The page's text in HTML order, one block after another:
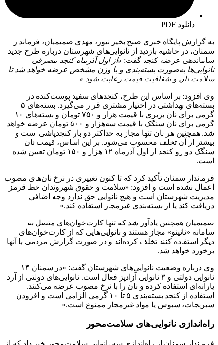
دانلود PDF
به گزارش پایگاه خبری صبح بخیر نیوز، مهدی صمیمیان، فرماندار
سمنان، در حاشیه بازدید از نانوایی‌های شهرستان درباره طرح جدید
ساماندهی عرضه کنجد گفت: «از اول آذرماه کنجد مصرفی
نانوایی‌ها به‌صورت بسته‌بندی و با وزن مشخص عرضه خواهد شد تا
سلامت نان و شفافیت قیمت رعایت شود.»
وی افزود: بر اساس این طرح، کنجدهای سفید پوست‌کنده در
بسته‌های بهداشتی در اختیار مشتری قرار می‌گیرد. بسته‌های ۵
گرمی برای نان بربری با قیمت هزار و ۷۵۰ تومان و بسته‌های ۱۰
گرمی برای نان سنگک با قیمت سه‌هزار و ۵۰۰ تومان عرضه خواهد
شد. همچنین هر نان تنها مجاز به حداکثر دو بار کنجدپاشی است و
بیشتر از آن تخلف محسوب می‌شود. بر این اساس، قیمت نان
سنگک دو رو کنجد از اول آذرماه ۱۲ هزار و ۱۵۰ تومان تعیین شده
است.
فرماندار سمنان تأکید کرد که تا کنون تغییری در نرخ نان‌های مصوب
اعمال نشده است و افزود: «سلامت و حقوق شهروندان خط قرمز
مدیریت شهرستان است و هیچ نانوایی حق ندارد وجه اضافی
دریافت کند یا از بسته‌بندی غیرمجاز استفاده کند.»
صمیمیان همچنین یادآور شد که تنها کارت‌خوان‌های متصل به
سامانه «نانینو» مجاز هستند و نانوایی‌هایی که از کارت‌خوان‌های
دیگر استفاده کنند تخلف کرده‌اند و در صورت گزارش مردمی با آنها
برخورد خواهد شد.
وی درباره وضعیت نانوایی‌های شهرستان گفت: «در سمنان ۱۴
نانوایی دولتی و ۳ نانوایی آزادپز فعال است. نانوایی‌های دولتی از آرد
یارانه‌ای استفاده کرده و نان را با نرخ مصوب عرضه می‌کنند.
استفاده از کنجد بسته‌بندی ۵ تا ۱۰ گرمی الزامی است و افزودن
سبزیجات، سبوس یا مواد غیرمجاز ممنوع است.»
راه‌اندازی نانوایی‌های سلامت‌محور
فرماندار سمنان از راه‌اندازی سه نانوایی سلامت‌محور خبر داد که از